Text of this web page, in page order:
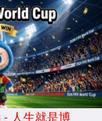
股份有